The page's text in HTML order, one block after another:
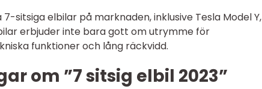
sitsiga elbilar på marknaden, inklusive Tesla Model Y,
erbjuder inte bara gott om utrymme för
funktioner och lång räckvidd.
om ”7 sitsig elbil 2023”